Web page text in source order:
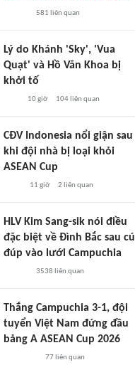
581 liên quan
Lý do Khánh 'Sky', 'Vua
Quạt' và Hồ Văn Khoa bị
khởi tố
10 giờ 104liên quan
CĐV Indonesia nổi giận sau
khi đội nhà bị loại khỏi
ASEAN Cup
11 giờ 2 liên quan
HLV Kim Sang-sik nói điều
đặc biệt về Đình Bắc sau cú
đúp vào lưới Campuchia
3538 liên quan
Thắng Campuchia 3-1, đội
tuyển Việt Nam đứng đầu
bảng A ASEAN Cup 2026
77liên quan